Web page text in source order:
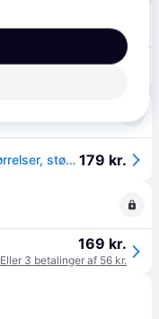
170 kr.
Flexi New Comfort - Flexliner i flere størrelser, størrelse S/5 m 179 kr.
169 kr.
Eller 3 betalinger af 56 kr.